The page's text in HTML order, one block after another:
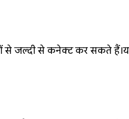
से जल्दी से कनेक्ट कर सकते